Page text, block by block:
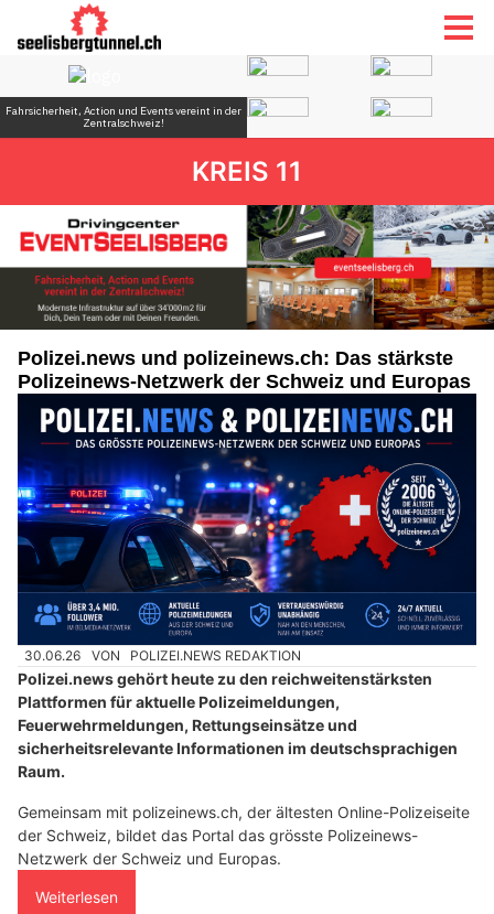
KREIS 11
Polizei.news und polizeinews.ch: Das stärkste
Polizeinews-Netzwerk der Schweiz und Europas
30.06.26 VON POLIZEI.NEWS REDAKTION
Polizei.news gehört heute zu den reichweitenstärksten
Plattformen für aktuelle Polizeimeldungen,
Feuerwehrmeldungen, Rettungseinsätze und
sicherheitsrelevante Informationen im deutschsprachigen
Raum.
Gemeinsam mit polizeinews.ch, der ältesten Online-Polizeiseite
der Schweiz, bildet das Portal das grösste Polizeinews-
Netzwerk der Schweiz und Europas.
Weiterlesen